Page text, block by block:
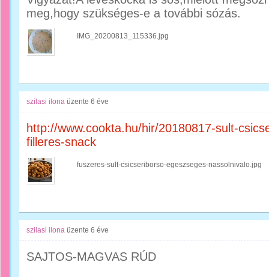
meg,hogy szükséges-e a további sózás.
IMG_20200813_115336.jpg
szilasi ilona üzente 6 éve
http://www.cookta.hu/hir/20180817-sult-
filleres-snack
fuszeres-sult-csicseriborso-egeszseges-nassolnivalo.jpg
szilasi ilona üzente 6 éve
SAJTOS-MAGVAS RÚD